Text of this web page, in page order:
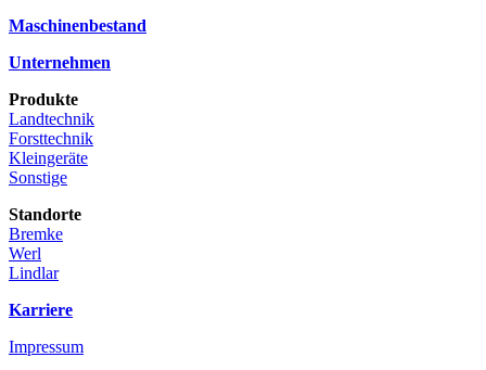
Maschinenbestand
Unternehmen
Produkte
Landtechnik
Forsttechnik
Kleingeräte
Sonstige
Standorte
Bremke
Werl
Lindlar
Karriere
Impressum